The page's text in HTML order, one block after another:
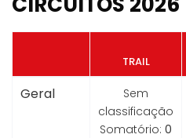
TRAIL
Geral
Sem
classificação
Somatório: 0